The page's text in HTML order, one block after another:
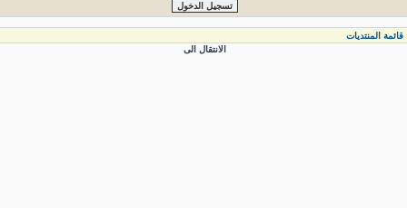
المنتديات
الانتقال الى